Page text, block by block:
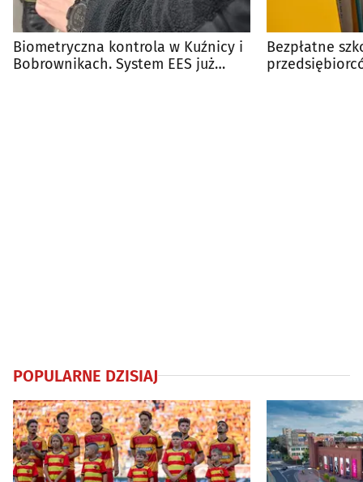
Biometryczna kontrola w Kuźnicy i
Bobrownikach. System EES już
Bezpłatne
POPULARNE DZISIAJ